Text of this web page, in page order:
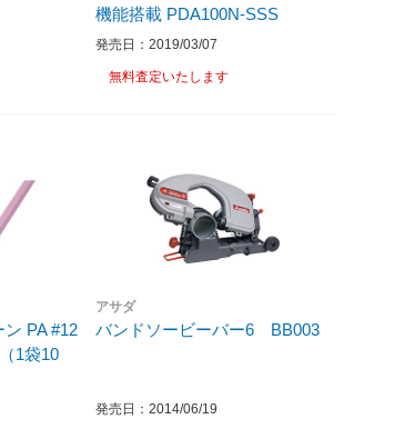
機能搭載 PDA100N-SSS
発売日：2019/03/07
無料査定いたします
PA #12
1袋10
アサダ
バンドソービーバー6 BB003
発売日：2014/06/19